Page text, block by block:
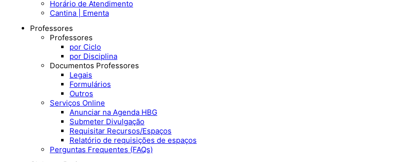
Horário de Atendimento
Cantina | Ementa
Professores
Professores
por Ciclo
por Disciplina
Documentos Professores
Legais
Formulários
Outros
Serviços Online
Anunciar na Agenda HBG
Submeter Divulgação
Requisitar Recursos/Espaços
Relatório de requisições de espaços
Perguntas Frequentes (FAQs)